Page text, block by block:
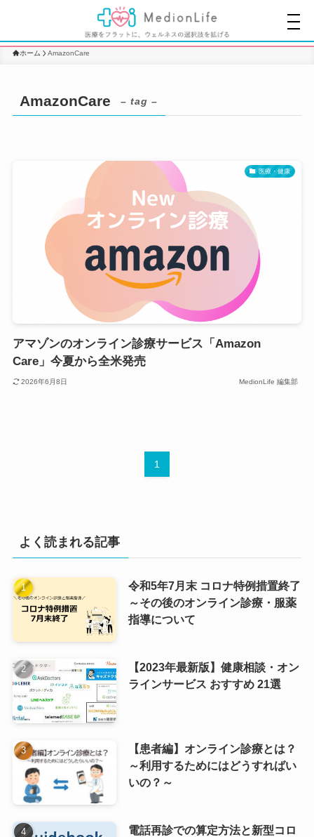
ホーム AmazonCare
AmazonCare – tag –
医療・健康
アマゾンのオンライン診療サービス「Amazon
Care」今夏から全米発売
2026年6月8日 MedionLife 編集部
1
よく読まれる記事
令和5年7月末 コロナ特例措置終了
～その後のオンライン診療・服薬
指導について
【2023年最新版】健康相談・オン
ラインサービス おすすめ 21選
【患者編】オンライン診療とは？
～利用するためにはどうすればい
いの？～
電話再診での算定方法と新型コロ